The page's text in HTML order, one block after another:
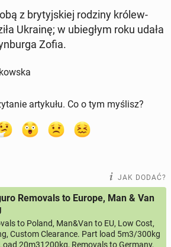
z bry­tyj­skiej rodziny kró­lew­
Ukrainę; w ubie­głym roku udała
Zofia.
artykułu. Co o tym myślisz?
JAK DODAĆ?
Removals to Europe, Man & Van
to Poland, Man&Van to EU, Low Cost,
Custom Clearance. Part load 5m3/300kg
20m31200kg, Removals to Germany,